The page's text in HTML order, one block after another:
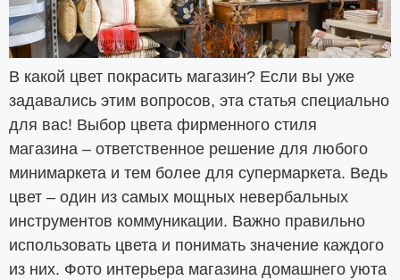
В какой цвет покрасить магазин? Если вы уже
задавались этим вопросов, эта статья специально
для вас! Выбор цвета фирменного стиля
магазина – ответственное решение для любого
минимаркета и тем более для супермаркета. Ведь
цвет – один из самых мощных невербальных
инструментов коммуникации. Важно правильно
использовать цвета и понимать значение каждого
из них. Фото интерьера магазина домашнего уюта